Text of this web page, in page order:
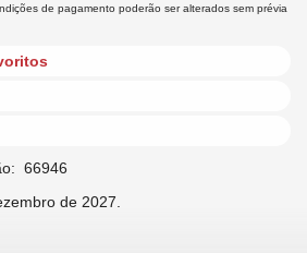
de pagamento poderão ser alterados sem prévia
66946
de 2027.